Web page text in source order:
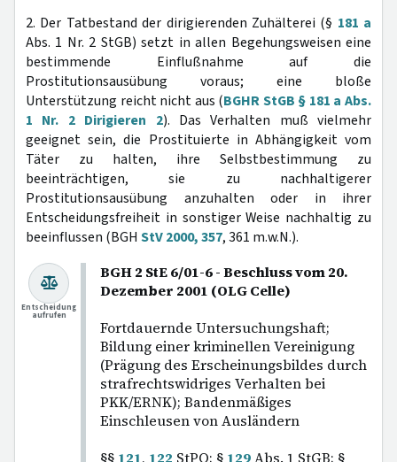
2. Der Tatbestand der dirigierenden Zuhälterei (§ 181 a
Abs. 1 Nr. 2 StGB) setzt in allen Begehungsweisen eine
bestimmende Einflußnahme auf die
Prostitutionsausübung voraus; eine bloße
Unterstützung reicht nicht aus (BGHR StGB § 181 a Abs.
1 Nr. 2 Dirigieren 2). Das Verhalten muß vielmehr
geeignet sein, die Prostituierte in Abhängigkeit vom
Täter zu halten, ihre Selbstbestimmung zu
beeinträchtigen, sie zu nachhaltigerer
Prostitutionsausübung anzuhalten oder in ihrer
Entscheidungsfreiheit in sonstiger Weise nachhaltig zu
beeinflussen (BGH StV 2000, 357, 361 m.w.N.).
BGH 2 StE 6/01-6 - Beschluss vom 20.
Dezember 2001 (OLG Celle)
Fortdauernde Untersuchungshaft;
Bildung einer kriminellen Vereinigung
(Prägung des Erscheinungsbildes durch
strafrechtswidriges Verhalten bei
PKK/ERNK); Bandenmäßiges
Einschleusen von Ausländern
§§ 121, 122 StPO; § 129Abs. 1 StGB; §
Entscheidung
aufrufen